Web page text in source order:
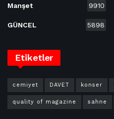
Manşet 9910
GÜNCEL 5898
Etiketler
cemiyet DAVET konser
quality of magazine sahne